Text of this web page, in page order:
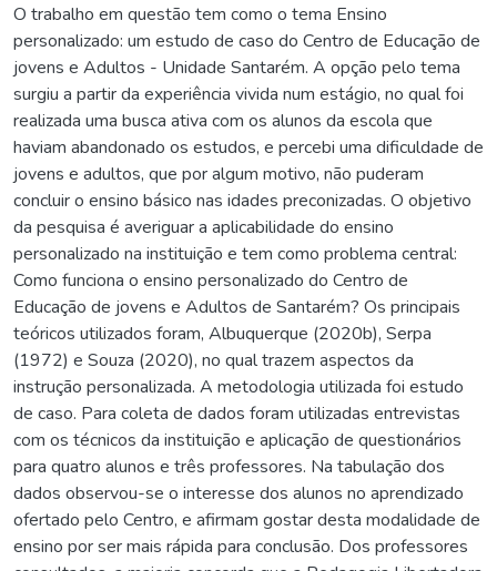
O trabalho em questão tem como o tema Ensino
personalizado: um estudo de caso do Centro de Educação de
jovens e Adultos - Unidade Santarém. A opção pelo tema
surgiu a partir da experiência vivida num estágio, no qual foi
realizada uma busca ativa com os alunos da escola que
haviam abandonado os estudos, e percebi uma dificuldade de
jovens e adultos, que por algum motivo, não puderam
concluir o ensino básico nas idades preconizadas. O objetivo
da pesquisa é averiguar a aplicabilidade do ensino
personalizado na instituição e tem como problema central:
Como funciona o ensino personalizado do Centro de
Educação de jovens e Adultos de Santarém? Os principais
teóricos utilizados foram, Albuquerque (2020b), Serpa
(1972) e Souza (2020), no qual trazem aspectos da
instrução personalizada. A metodologia utilizada foi estudo
de caso. Para coleta de dados foram utilizadas entrevistas
com os técnicos da instituição e aplicação de questionários
para quatro alunos e três professores. Na tabulação dos
dados observou-se o interesse dos alunos no aprendizado
ofertado pelo Centro, e afirmam gostar desta modalidade de
ensino por ser mais rápida para conclusão. Dos professores